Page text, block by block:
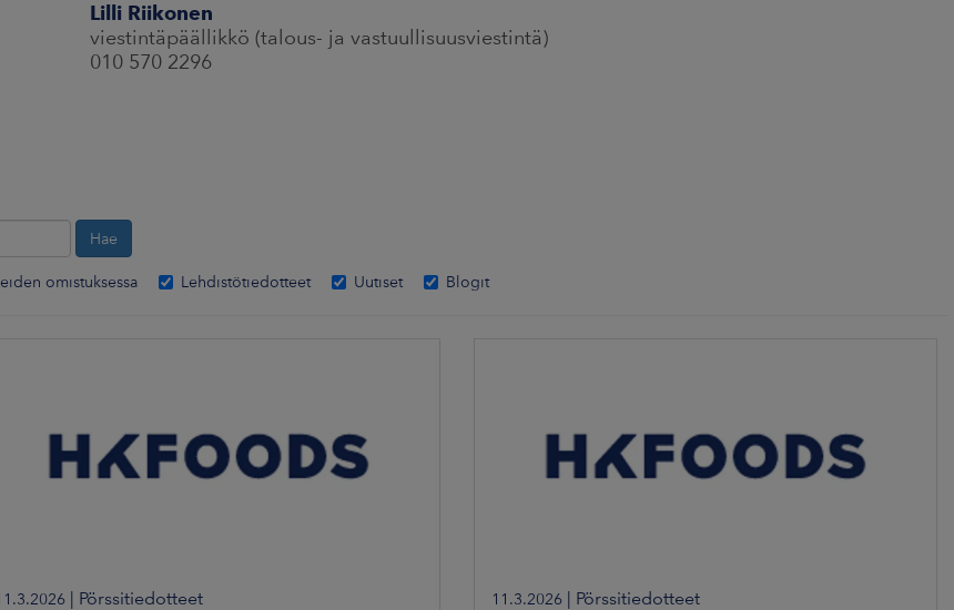
Lilli Riikonen
viestintäpäällikkö (talous- ja vastuullisuusviestintä)
010 570 2296
omistuksessa Lehdistötiedotteet Uutiset Blogit
| Pörssitiedotteet 11.3.2026 | Pörssitiedotteet